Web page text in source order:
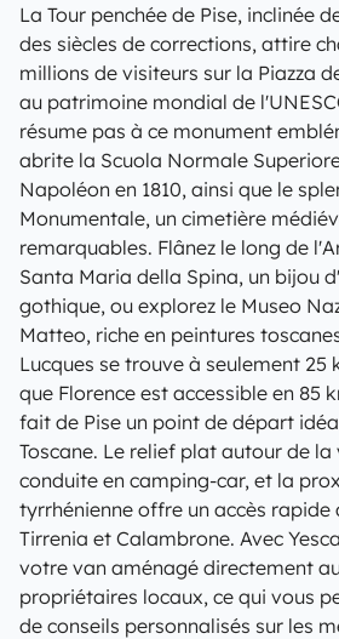
La Tour penchée de Pise, inclinée
des siècles de corrections, attire
millions de visiteurs sur la Piazza
au patrimoine mondial de
résume pas à ce monument
abrite la Scuola Normale
Napoléon en 1810, ainsi que le
Monumentale, un cimetière
remarquables. Flânez le long de
Santa Maria della Spina, un bijou
gothique, ou explorez le Museo
Matteo, riche en peintures
Lucques se trouve à seulement 25
que Florence est accessible en 85
fait de Pise un point de départ
Toscane. Le relief plat autour de
conduite en camping-car, et la
tyrrhénienne offre un accès rapide
Tirrenia et Calambrone. Avec
votre van aménagé directement
propriétaires locaux, ce qui vous
de conseils personnalisés sur les